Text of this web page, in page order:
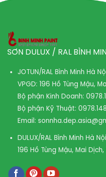
SƠN DULUX / RAL BÌNH
JOTUN/RAL Bình Minh Hà
VPGD: 196 Hồ Tùng Mậu,
Bộ phận Kinh Doanh:
Bộ phận Kỹ Thuật:
Email:
DULUX/RAL Bình Minh Hà
196 Hồ Tùng Mậu, Mai